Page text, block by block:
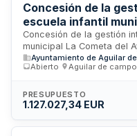
Concesión de la
escuela infantil
de Campoo
Concesión de la gestión
municipal La Cometa del
Campoo. El contratista se
servicio educativo para
instalaciones,
docente, así como la
Ayuntamiento de Aguilar
Abierto
Aguilar de
PRESUPUESTO
1.127.027,34 EUR